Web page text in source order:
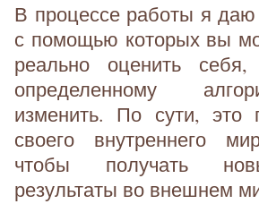
В процессе работы я
с помощью которых вы
реально оценить
определенному
изменить. По сути, это
своего внутреннего
чтобы получать
результаты во внешнем